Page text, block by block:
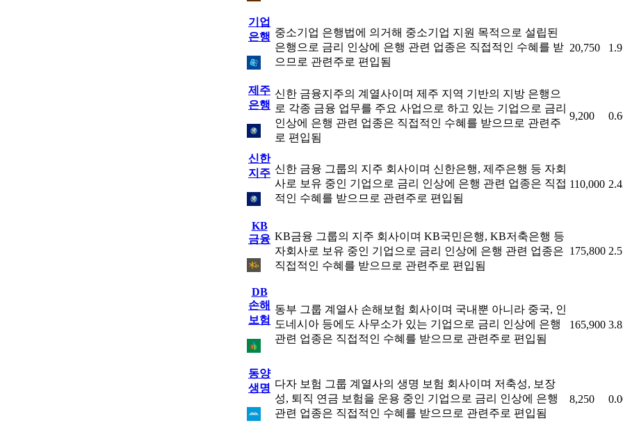
기업
은행 중소기업 은행법에 의거해 중소기업 지원 목적으로 설립된
은행으로 금리 인상에 은행 관련 업종은 직접적인 수혜를 받
으므로 관련주로 편입됨
20,750
제주
은행
신한 금융지주의 계열사이며 제주 지역 기반의 지방 은행으
로 각종 금융 업무를 주요 사업으로 하고 있는 기업으로 금리
인상에 은행 관련 업종은 직접적인 수혜를 받으므로 관련주
로 편입됨
9,200
신한
지주 신한 금융 그룹의 지주 회사이며 신한은행, 제주은행 등 자회
사로 보유 중인 기업으로 금리 인상에 은행 관련 업종은 직접
적인 수혜를 받으므로 관련주로 편입됨
110,000
KB
금융 KB금융 그룹의 지주 회사이며 KB국민은행, KB저축은행 등
자회사로 보유 중인 기업으로 금리 인상에 은행 관련 업종은
직접적인 수혜를 받으므로 관련주로 편입됨
175,800
DB
손해
보험
동부 그룹 계열사 손해보험 회사이며 국내뿐 아니라 중국, 인
도네시아 등에도 사무소가 있는 기업으로 금리 인상에 은행
관련 업종은 직접적인 수혜를 받으므로 관련주로 편입됨
165,900
동양
생명 다자 보험 그룹 계열사의 생명 보험 회사이며 저축성, 보장
성, 퇴직 연금 보험을 운용 중인 기업으로 금리 인상에 은행
관련 업종은 직접적인 수혜를 받으므로 관련주로 편입됨
8,250